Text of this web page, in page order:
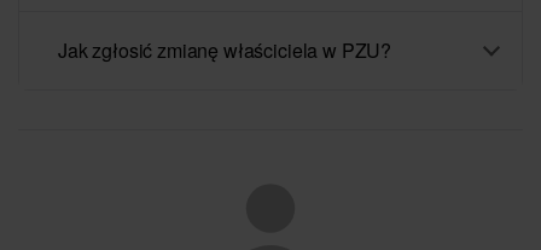
Jak zgłosić zmianę właściciela w PZU?